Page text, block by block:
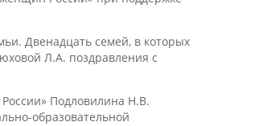
Двенадцать семей, в которых
Л.А. поздравления с
Подловилина Н.В.
образовательной